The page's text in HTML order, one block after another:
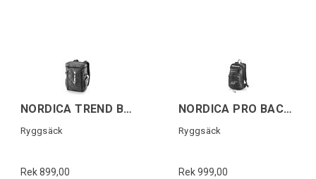
NORDICA TREND BACKBAG Svart/Vit
Ryggsäck
Rek 899,00
NORDICA PRO BACKPACK Svart/Vit
Ryggsäck
Rek 999,00